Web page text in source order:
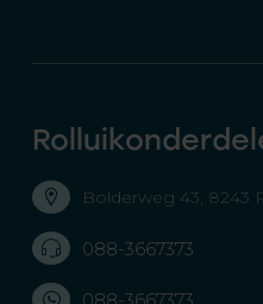
Bolderweg 43, 8243
088-3667373
088-3667373